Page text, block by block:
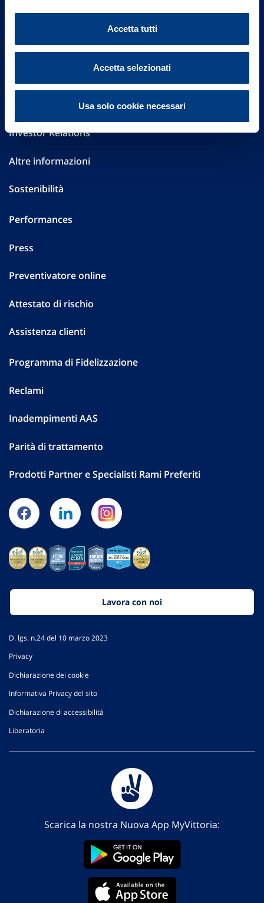
Accetta tutti
Accetta selezionati
Usa solo cookie necessari
Part. IVA 01329510158
Investor Relations
Altre informazioni
Sostenibilità
Performances
Press
Preventivatore online
Attestato di rischio
Assistenza clienti
Programma di Fidelizzazione
Reclami
Inadempimenti AAS
Parità di trattamento
Prodotti Partner e Specialisti Rami Preferiti
Lavora con noi
D. lgs. n.24 del 10 marzo 2023
Privacy
Dichiarazione dei cookie
Informativa Privacy del sito
Dichiarazione di accessibilità
Liberatoria
Scarica la nostra Nuova App MyVittoria: